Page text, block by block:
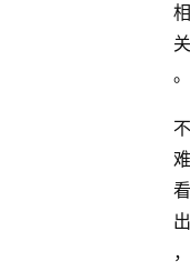
相
关
。
不
难
看
出
，